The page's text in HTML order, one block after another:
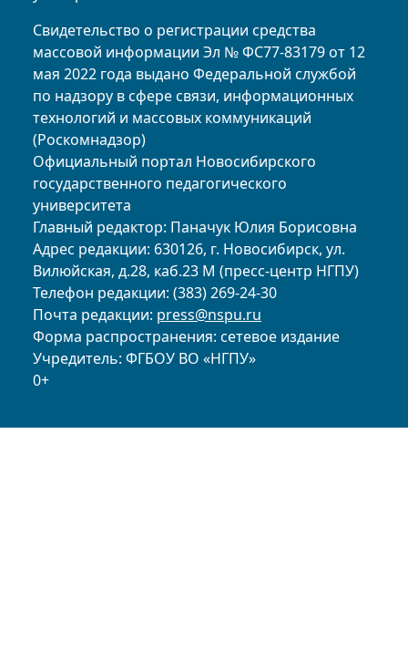
Свидетельство о регистрации средства
массовой информации Эл № ФС77-83179 от 12
мая 2022 года выдано Федеральной службой
по надзору в сфере связи, информационных
технологий и массовых коммуникаций
(Роскомнадзор)
Официальный портал Новосибирского
государственного педагогического
университета
Главный редактор: Паначук Юлия Борисовна
Адрес редакции: 630126, г. Новосибирск, ул.
Вилюйская, д.28, каб.23 М (пресс-центр НГПУ)
Телефон редакции: (383) 269-24-30
Почта редакции: press@nspu.ru
Форма распространения: сетевое издание
Учредитель: ФГБОУ ВО «НГПУ»
0+